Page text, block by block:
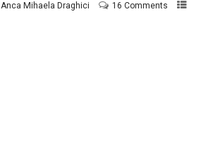
Anca Mihaela Draghici
16 Comments